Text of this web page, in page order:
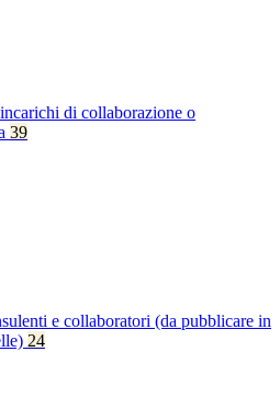
di collaborazione o
39
e collaboratori (da pubblicare in
24